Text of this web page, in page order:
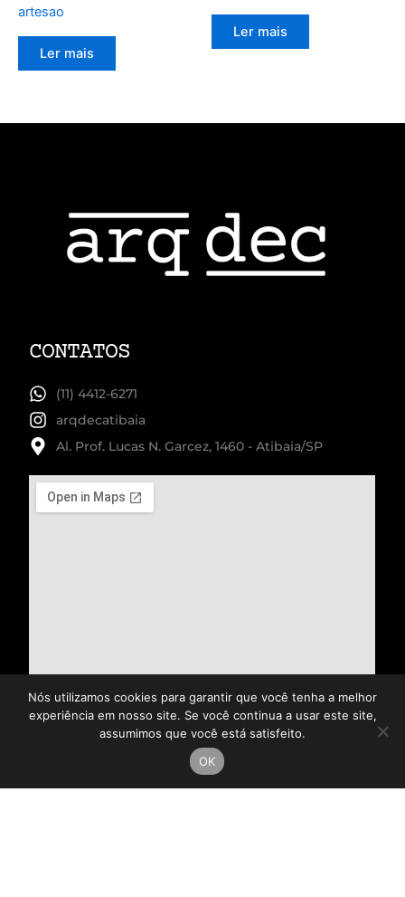
artesao
Ler mais
Ler mais
CONTATOS
(11) 4412-6271
arqdecatibaia
Al. Prof. Lucas N. Garcez, 1460 - Atibaia/SP
Nós utilizamos cookies para garantir que você tenha a melhor
experiência em nosso site. Se você continua a usar este site,
assumimos que você está satisfeito.
OK